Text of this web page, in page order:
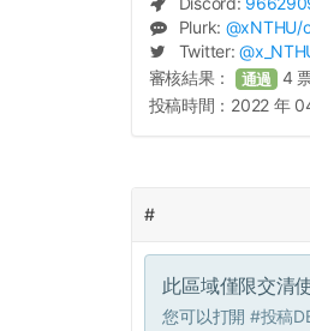
Plurk: @xNTHU/
Twitter:@
審核結果： 通過 4
投稿時間： 2022 年
#
此區域僅限交清
您可以打開 #投稿